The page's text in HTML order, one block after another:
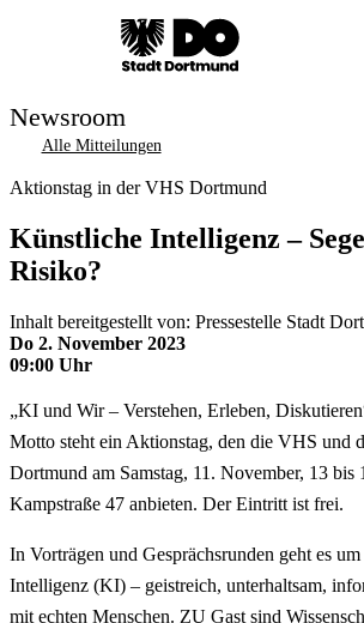
Newsroom
Alle Mitteilungen
Aktionstag in der VHS Dortmund
Künstliche Intelligenz –
Risiko?
Inhalt bereitgestellt von: Pressestelle Stadt
Do 2. November 2023
09:00 Uhr
„KI und Wir – Verstehen, Erleben,
Motto steht ein Aktionstag, den die VHS und
Dortmund am Samstag, 11. November, 13 bis
Kampstraße 47 anbieten. Der Eintritt ist frei.
In Vorträgen und Gesprächsrunden geht es
Intelligenz (KI) – geistreich, unterhaltsam,
mit echten Menschen. ZU Gast sind